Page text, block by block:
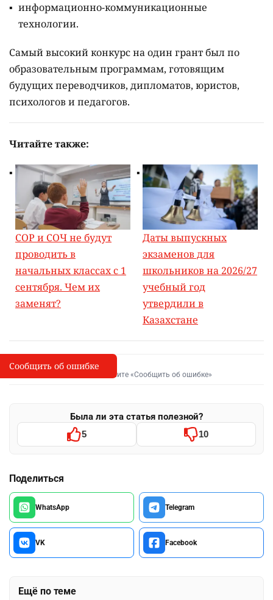
информационно-коммуникационные
технологии.
Самый высокий конкурс на один грант был по
образовательным программам, готовящим
будущих переводчиков, дипломатов, юристов,
психологов и педагогов.
Читайте также:
СОР и СОЧ не будут
проводить в
начальных классах с 1
сентября. Чем их
заменят?
Даты выпускных
экзаменов для
школьников на 2026/27
учебный год
утвердили в
Казахстане
I
Сообщить об опечатке
Выделите фрагмент и нажмите «Сообщить об ошибке»
Была ли эта статья полезной?
5 10
Поделиться
WhatsApp Telegram
VK Facebook
Ещё по теме
Сообщить об ошибке